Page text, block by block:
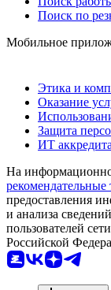
Поиск по
Мобильное
Этика и
Оказание
Защита
ИТ
На
рекомендательные
предоставления
и анализа
пользователей
Российской